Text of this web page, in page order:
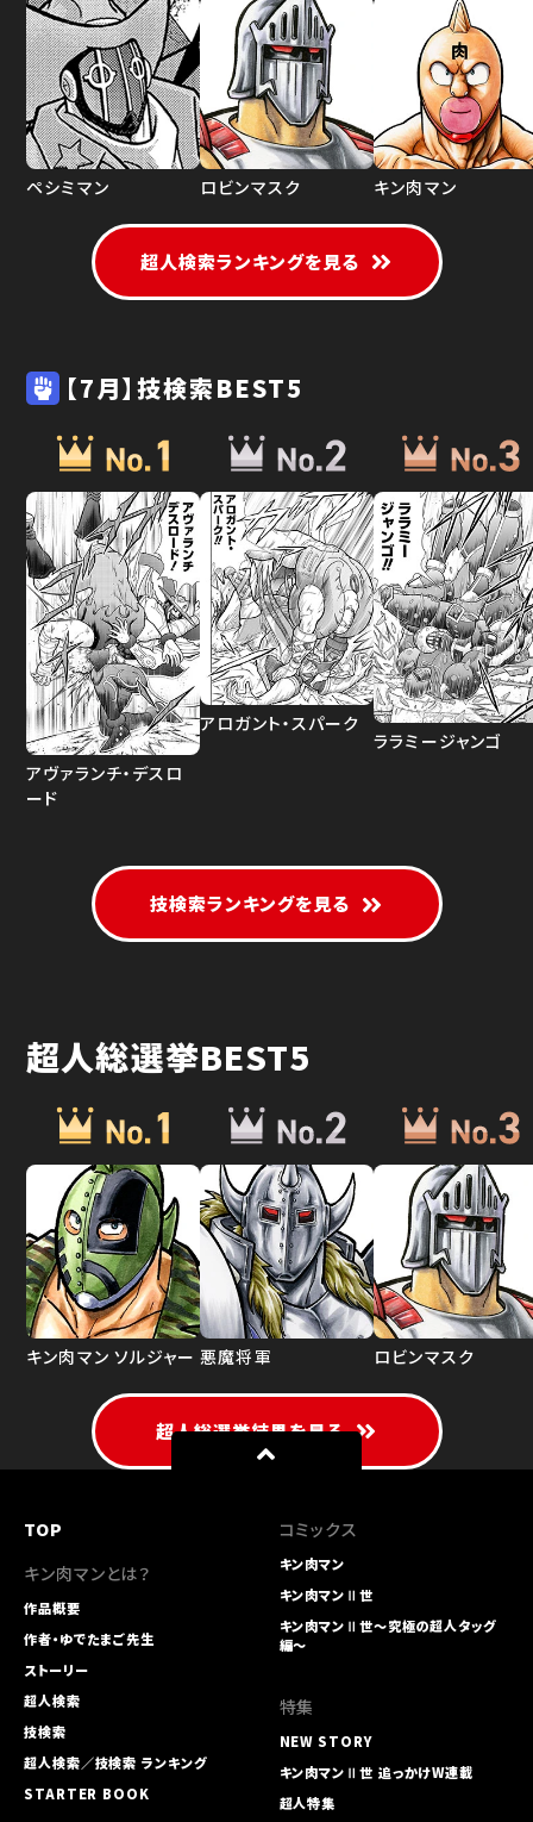
ペシミマン ロビンマスク キン肉マン
超人検索ランキングを見る
【7月】技検索BEST5
アヴァランチ・デスロ
ード
アロガント・スパーク
ララミージャンゴ
技検索ランキングを見る
超人総選挙BEST5
キン肉マン ソルジャー 悪魔将軍 ロビンマスク
超人総選挙結果を見る
TOP
キン肉マンとは？
作品概要
作者・ゆでたまご先生
ストーリー
超人検索
技検索
超人検索／技検索 ランキング
STARTER BOOK
コミックス
キン肉マン
キン肉マンⅡ世
キン肉マンⅡ世～究極の超人タッグ
編～
特集
NEW STORY
キン肉マンⅡ世 追っかけW連載
超人特集